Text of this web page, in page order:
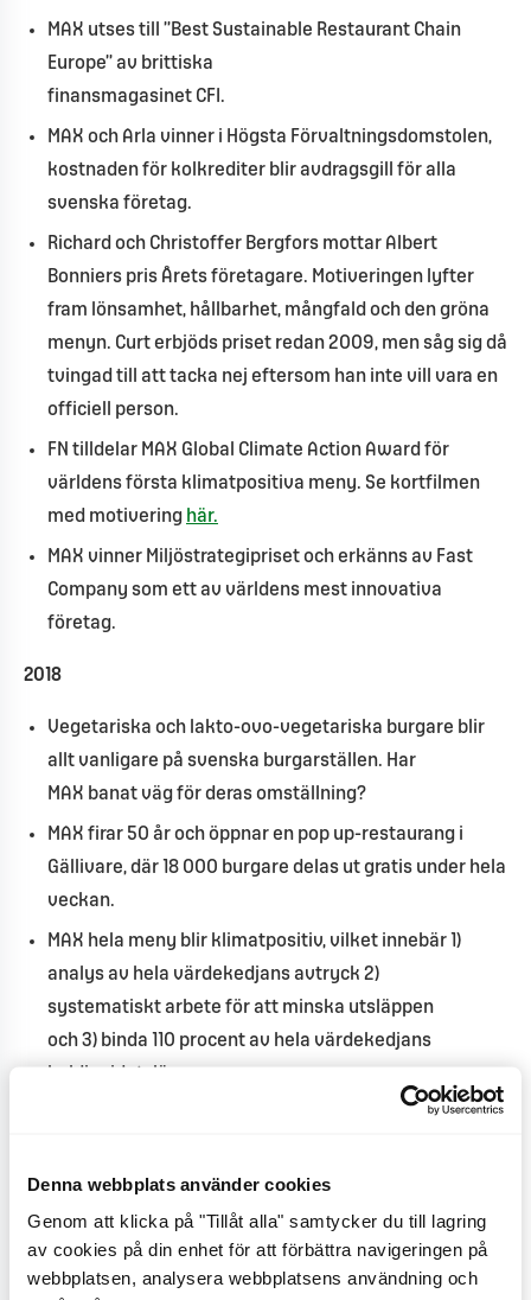
Denna webbplats använder cookies
Genom att klicka på "Tillåt alla" samtycker du till lagring
av cookies på din enhet för att förbättra navigeringen på
webbplatsen, analysera webbplatsens användning och
MAX utses till ”Best Sustainable Restaurant Chain
Europe” av brittiska
finansmagasinet CFI.
MAX och Arla vinner i Högsta Förvaltningsdomstolen,
kostnaden för kolkrediter blir avdragsgill för alla
svenska företag.
Richard och Christoffer Bergfors mottar Albert
Bonniers pris Årets företagare. Motiveringen lyfter
fram lönsamhet, hållbarhet, mångfald och den gröna
menyn. Curt erbjöds priset redan 2009, men såg sig då
tvingad till att tacka nej eftersom han inte vill vara en
officiell person.
FN tilldelar MAX Global Climate Action Award för
världens första klimatpositiva meny. Se kortfilmen
med motivering här.
MAX vinner Miljöstrategipriset och erkänns av Fast
Company som ett av världens mest innovativa
företag.
2018
Vegetariska och lakto-ovo-vegetariska burgare blir
allt vanligare på svenska burgarställen. Har
MAX banat väg för deras omställning?
MAX firar 50 år och öppnar en pop up-restaurang i
Gällivare, där 18 000 burgare delas ut gratis under hela
veckan.
MAX hela meny blir klimatpositiv, vilket innebär 1)
analys av hela värdekedjans avtryck 2)
systematiskt arbete för att minska utsläppen
och 3) binda 110 procent av hela värdekedjans
koldioxidutsläpp.
Green-familjen växer med tre nya växtbaserade och
Den första utbildningen av MAX-svenska för
nyanlända genomförs.
De växtbaserade shakerna Dreamshake och
Lyxshake Vegan lanseras. De togs dock bort från